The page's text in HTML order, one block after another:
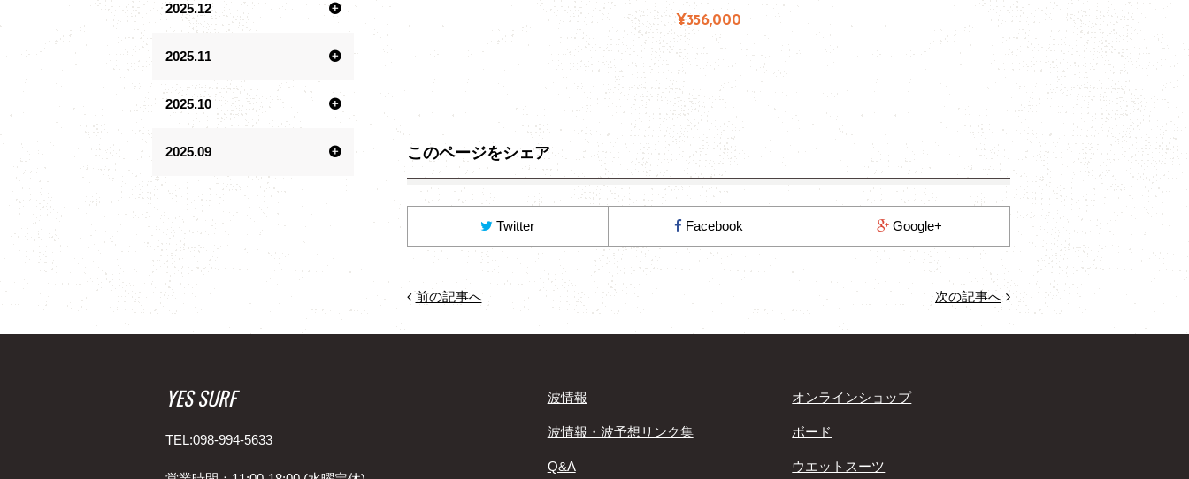
¥356,000
このページをシェア
Twitter Facebook Google+
前の記事へ 次の記事へ
2025.12
2025.11
2025.10
2025.09
YES SURF
TEL:098-994-5633
波情報
波情報・波予想リンク集
Q&A
オンラインショップ
ボード
ウエットスーツ